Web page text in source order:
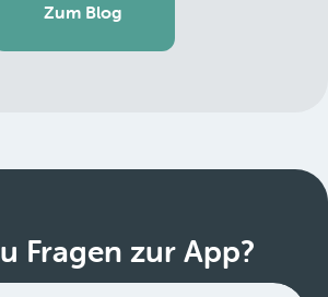
Zum Blog
Fragen zur App?